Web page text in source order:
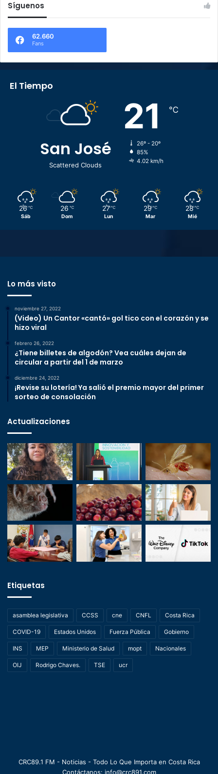
Síguenos
62.660
Fans
El Tiempo
San José
Scattered Clouds
21 ℃
26º - 20º
85%
4.02 km/h
26 ℃
Sáb
26 ℃
Dom
27 ℃
Lun
29 ℃
Mar
28 ℃
Mié
Lo más visto
noviembre 27, 2022
(Video) Un Cantor «cantó» gol tico con el corazón y se
hizo viral
febrero 26, 2022
¿Tiene billetes de algodón? Vea cuáles dejan de
circular a partir del 1 de marzo
diciembre 24, 2022
¡Revise su lotería! Ya salió el premio mayor del primer
sorteo de consolación
Actualizaciones
Etiquetas
asamblea legislativa CCSS cne CNFL Costa Rica
COVID-19 Estados Unidos Fuerza Pública Gobierno
INS MEP Ministerio de Salud mopt Nacionales
OIJ Rodrigo Chaves. TSE ucr
CRC89.1 FM - Noticias - Todo Lo Que Importa en Costa Rica
Contáctanos: info@crc891.com